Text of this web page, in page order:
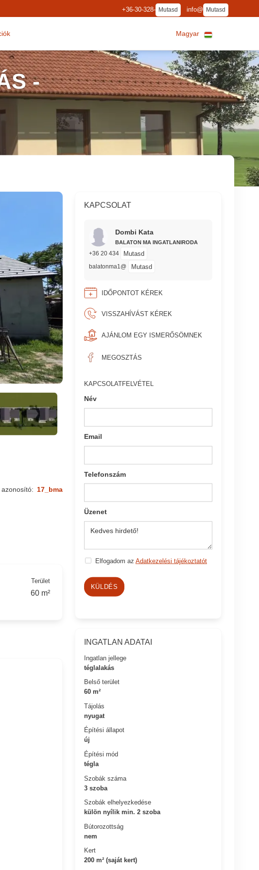
+36-30-328- Mutasd info@ Mutasd
Magyar
-
KAPCSOLAT
Dombi Kata
BALATON MA INGATLANIRODA
+36 20 434 Mutasd
balatonma1@ Mutasd
IDŐPONTOT KÉREK
VISSZAHÍVÁST KÉREK
AJÁNLOM EGY ISMERŐSÖMNEK
MEGOSZTÁS
KAPCSOLATFELVÉTEL
Név
Email
Telefonszám
Üzenet
Elfogadom az Adatkezelési tájékoztatót
KÜLDÉS
INGATLAN ADATAI
Ingatlan jellege
téglalakás
Belső terület
60 m²
Tájolás
nyugat
Építési állapot
új
Építési mód
tégla
Szobák száma
3 szoba
Szobák elhelyezkedése
külön nyílik min. 2 szoba
Bútorozottság
nem
Kert
200 m² (saját kert)
17_bma
Terület
60 m²